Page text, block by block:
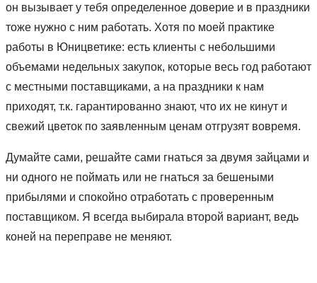
он вызывает у тебя определенное доверие и в праздники
тоже нужно с ним работать. Хотя по моей практике
работы в Юницветике: есть клиенты с небольшими
объемами недельных закупок, которые весь год работают
с местными поставщиками, а на праздники к нам
приходят, т.к. гарантированно знают, что их не кинут и
свежий цветок по заявленным ценам отгрузят вовремя.
Думайте сами, решайте сами гнаться за двумя зайцами и
ни одного не поймать или не гнаться за бешеными
прибылями и спокойно отработать с проверенным
поставщиком. Я всегда выбирала второй вариант, ведь
коней на переправе не меняют.